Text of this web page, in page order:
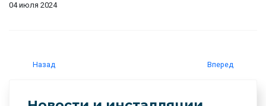
04 июля 2024
Назад Вперед